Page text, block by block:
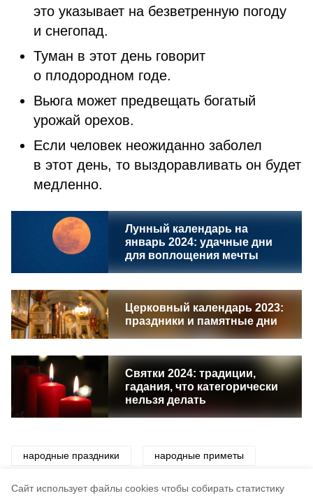
Cайт использует файлы cookies чтобы собирать статистику
это указывает на безветренную погоду
и снегопад.
Туман в этот день говорит
о плодородном годе.
Вьюга может предвещать богатый
урожай орехов.
Если человек неожиданно заболел
в этот день, то выздоравливать он будет
медленно.
Лунный календарь на
январь 2024: удачные дни
для воплощения мечты
Церковный календарь 2023:
праздники и памятные дни
Святки 2024: традиции,
гадания, что категорически
нельзя делать
народные праздники народные приметы
приметы праздники традиции